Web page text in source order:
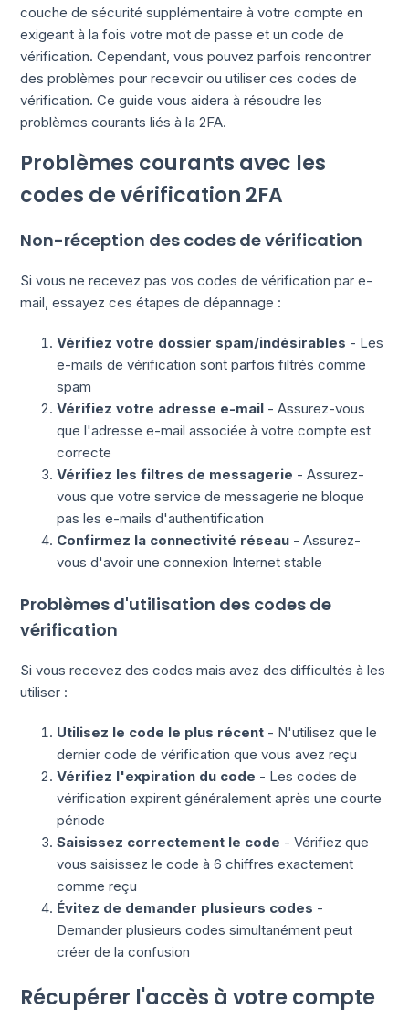
couche de sécurité supplémentaire à votre compte en
exigeant à la fois votre mot de passe et un code de
vérification. Cependant, vous pouvez parfois rencontrer
des problèmes pour recevoir ou utiliser ces codes de
vérification. Ce guide vous aidera à résoudre les
problèmes courants liés à la 2FA.
Problèmes courants avec les
codes de vérification 2FA
Non-réception des codes de vérification
Si vous ne recevez pas vos codes de vérification par e-
mail, essayez ces étapes de dépannage :
Vérifiez votre dossier spam/indésirables - Les
e-mails de vérification sont parfois filtrés comme
spam
Vérifiez votre adresse e-mail - Assurez-vous
que l'adresse e-mail associée à votre compte est
correcte
Vérifiez les filtres de messagerie - Assurez-
vous que votre service de messagerie ne bloque
pas les e-mails d'authentification
Confirmez la connectivité réseau - Assurez-
vous d'avoir une connexion Internet stable
Problèmes d'utilisation des codes de
vérification
Si vous recevez des codes mais avez des difficultés à les
utiliser :
Utilisez le code le plus récent - N'utilisez que le
dernier code de vérification que vous avez reçu
Vérifiez l'expiration du code - Les codes de
vérification expirent généralement après une courte
période
Saisissez correctement le code - Vérifiez que
vous saisissez le code à 6 chiffres exactement
comme reçu
Évitez de demander plusieurs codes -
Demander plusieurs codes simultanément peut
créer de la confusion
Récupérer l'accès à votre compte